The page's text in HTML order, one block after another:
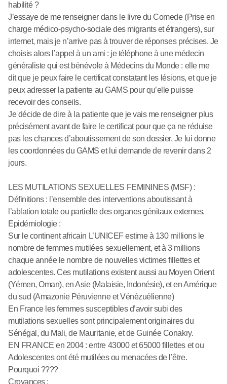
habilité ?
J’essaye de me renseigner dans le livre du Comede (Prise en
charge médico-psycho-sociale des migrants et étrangers), sur
internet, mais je n’arrive pas à trouver de réponses précises. Je
choisis alors l’appel à un ami : je téléphone à une médecin
généraliste qui est bénévole à Médecins du Monde : elle me
dit que je peux faire le certificat constatant les lésions, et que je
peux adresser la patiente au GAMS pour qu’elle puisse
recevoir des conseils.
Je décide de dire à la patiente que je vais me renseigner plus
précisément avant de faire le certificat pour que ça ne réduise
pas les chances d’aboutissement de son dossier. Je lui donne
les coordonnées du GAMS et lui demande de revenir dans 2
jours.
LES MUTILATIONS SEXUELLES FEMININES (MSF) :
Définitions : l’ensemble des interventions aboutissant à
l’ablation totale ou partielle des organes génitaux externes.
Epidémiologie :
Sur le continent africain L’UNICEF estime à 130 millions le
nombre de femmes mutilées sexuellement, et à 3 millions
chaque année le nombre de nouvelles victimes fillettes et
adolescentes. Ces mutilations existent aussi au Moyen Orient
(Yémen, Oman), en Asie (Malaisie, Indonésie), et en Amérique
du sud (Amazonie Péruvienne et Vénézuélienne)
En France les femmes susceptibles d’avoir subi des
mutilations sexuelles sont principalement originaires du
Sénégal, du Mali, de Mauritanie, et de Guinée Conakry.
EN FRANCE en 2004 : entre 43000 et 65000 fillettes et ou
Adolescentes ont été mutilées ou menacées de l’être.
Pourquoi ????
Croyances :